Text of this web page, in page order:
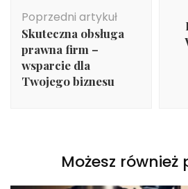
wpisu
Poprzedni artykuł
Skuteczna obsługa
prawna firm –
wsparcie dla
Twojego biznesu
Możesz również